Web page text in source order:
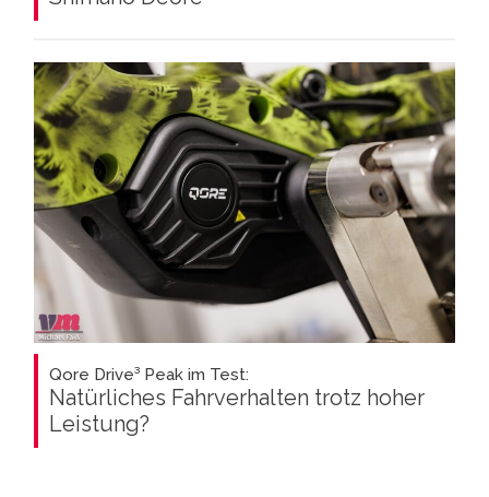
Qore Drive³ Peak im Test:
Natürliches Fahrverhalten trotz hoher
Leistung?